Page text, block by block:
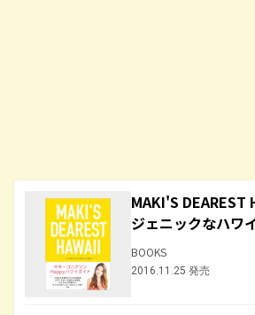
MAKI'S
ジェニックなハワ
BOOKS
2016.11.25 発売